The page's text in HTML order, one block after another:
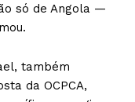
só de Angola —
também
da OCPCA,